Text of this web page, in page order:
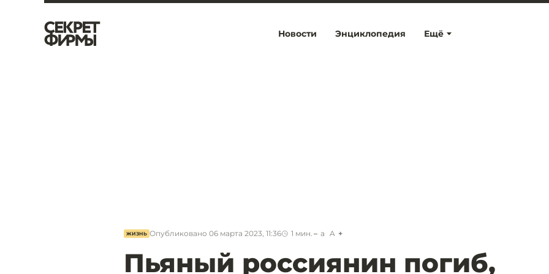
Ещё
Новости Энциклопедия
ЖИЗНЬ Опубликовано 06 марта 2023, 11:36 1 мин. a A
Пьяный россиянин погиб,